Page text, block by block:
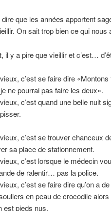
que les années apportent
On sait trop bien ce qui
il y a pire que vieillir et c’est…
c’est se faire dire
ne pourrai pas faire les deux».
c’est quand une belle nuit
c’est se trouver chanceux
sa place de stationnement.
c’est lorsque le médecin
de ralentir… pas la police.
c’est se faire dire qu’on a de
en peau de crocodile alors
est pieds nus.